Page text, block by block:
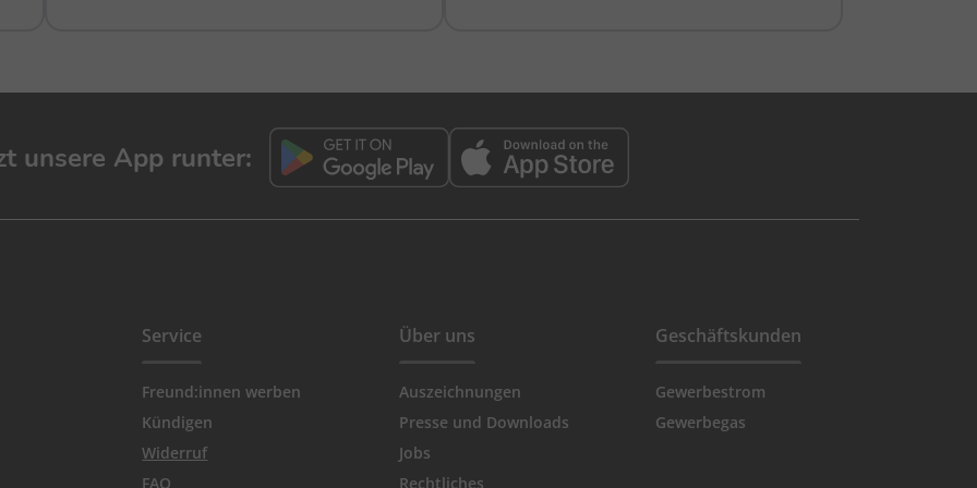
unsere App runter:
Service
Freund:innen werben
Kündigen
Widerruf
FAQ
Über uns
Auszeichnungen
Presse und Downloads
Jobs
Rechtliches
Geschäftskunden
Gewerbestrom
Gewerbegas